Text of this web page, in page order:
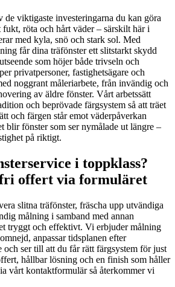
de viktigaste investeringarna du kan göra
röta och hårt väder – särskilt här i
med kyla, snö och stark sol. Med
får dina träfönster ett slitstarkt skydd
som höjer både trivseln och
privatpersoner, fastighetsägare och
noggrant måleriarbete, från invändig och
av äldre fönster. Vårt arbetssätt
och beprövade färgsystem så att träet
och färgen står emot väderpåverkan
blir fönster som ser nymålade ut längre –
på riktigt.
i toppklass?
offert via formuläret
slitna träfönster, fräscha upp utvändiga
målning i samband med annan
tryggt och effektivt. Vi erbjuder målning
anpassar tidsplanen efter
och ser till att du får rätt färgsystem för just
hållbar lösning och en finish som håller
vårt kontaktformulär så återkommer vi